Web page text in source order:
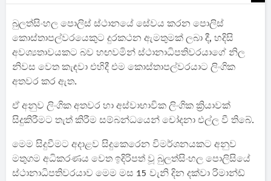
බුලත්සිංහල පොලිස් ස්ථානයේ සේවය කරන පොලිස්
කොස්තාපල්වරයෙකුට දුරකථන ඇමතුමක් ලබා දී, හදිසි
අවශ්‍යතාවයකට බව හඟවමින් ස්ථානාධිපතිවරයාගේ නිල
නිවස වෙත කැඳවා එහිදී එම කොස්තාපල්වරයාට ලිංගික
අතවර කර ඇත.
ඒ අනුව ලිංගික අතවර හා අස්වාභාවික ලිංගික ක්‍රියාවක්
සිදුකිරීමට තැත් කිරීම සම්බන්ධයෙන් චෝදනා එල්ල වී තිබේ.
මෙම සිදුවීමට අදාළව සිදුකෙරෙන විමර්ශනයකට අනුව
මතුගම අධිකරණය වෙත ඉදිරිපත් වූ බුලත්සිංහල පොලිසියේ
ස්ථානාධිපතිවරයාව මෙම මස 15 වැනි දින දක්වා රිමාන්ඩ්